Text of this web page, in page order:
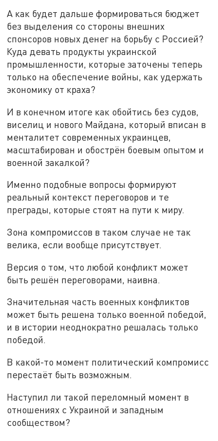
А как будет дальше формироваться бюджет
без выделения со стороны внешних
спонсоров новых денег на борьбу с Россией?
Куда девать продукты украинской
промышленности, которые заточены теперь
только на обеспечение войны, как удержать
экономику от краха?
И в конечном итоге как обойтись без судов,
виселиц и нового Майдана, который вписан в
менталитет современных украинцев,
масштабирован и обострён боевым опытом и
военной закалкой?
Именно подобные вопросы формируют
реальный контекст переговоров и те
преграды, которые стоят на пути к миру.
Зона компромиссов в таком случае не так
велика, если вообще присутствует.
Версия о том, что любой конфликт может
быть решён переговорами, наивна.
Значительная часть военных конфликтов
может быть решена только военной победой,
и в истории неоднократно решалась только
победой.
В какой-то момент политический компромисс
перестаёт быть возможным.
Наступил ли такой переломный момент в
отношениях с Украиной и западным
сообществом?